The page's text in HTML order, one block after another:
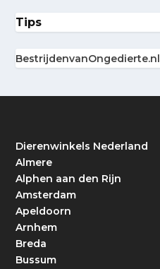
Tips
BestrijdenvanOngedierte.nl
Dierenwinkels Nederland
Almere
Alphen aan den Rijn
Amsterdam
Apeldoorn
Arnhem
Breda
Bussum